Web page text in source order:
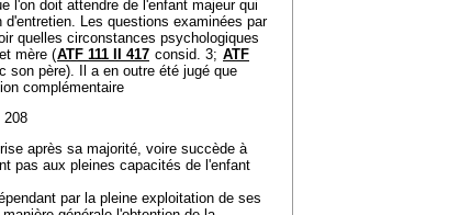
l'on doit attendre de l'enfant majeur qui
Les questions examinées par
quelles circonstances psychologiques
mère (ATF 111 II 417 consid. 3; ATF
son père). Il a en outre été jugé que
complémentaire
208
après sa majorité, voire succède à
pas aux pleines capacités de l'enfant
par la pleine exploitation de ses